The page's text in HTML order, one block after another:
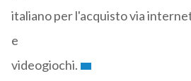
italiano per l'acquisto via
e
videogiochi.